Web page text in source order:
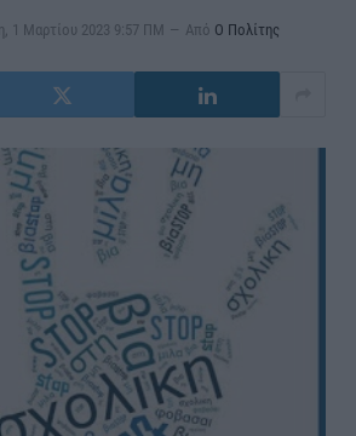
1 Μαρτίου 2023 9:57 ΠΜ Από Ο Πολίτης